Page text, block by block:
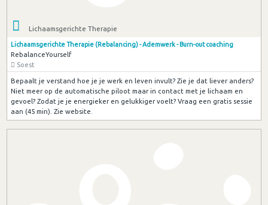
Lichaamsgerichte Therapie
Lichaamsgerichte Therapie (Rebalancing) - Ademwerk - Burn-out coaching
RebalanceYourself
Soest
Bepaalt je verstand hoe je je werk en leven invult? Zie je dat liever anders?
Niet meer op de automatische piloot maar in contact met je lichaam en
gevoel? Zodat je je energieker en gelukkiger voelt? Vraag een gratis sessie
aan (45 min). Zie website.